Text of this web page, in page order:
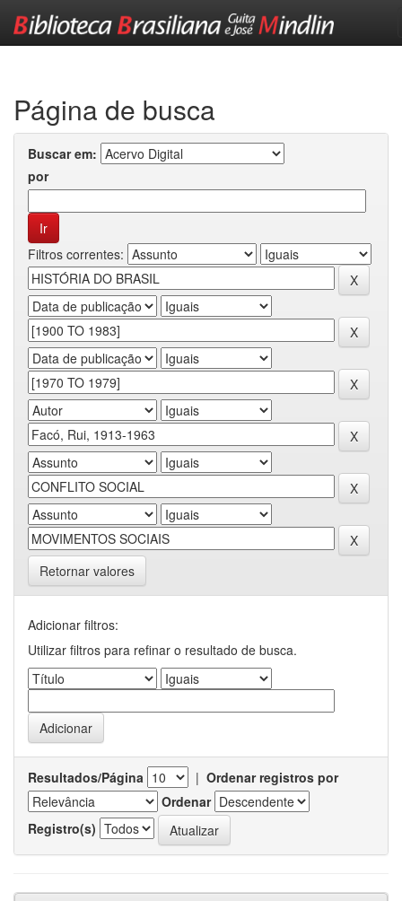
Página de busca
Buscar em:
por
Filtros correntes:
Retornar valores
Adicionar filtros:
Utilizar filtros para refinar o resultado de busca.
Resultados/Página | Ordenar registros por
Ordenar
Registro(s)